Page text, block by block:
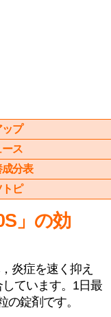
プ
ス
分表
トピ
」の効
炎症を速く抑え
ています。1日最
錠剤です。